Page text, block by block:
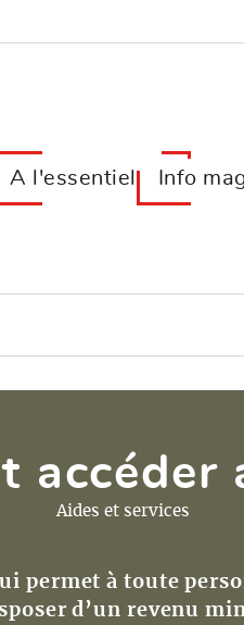
A l'essentiel Info
accéder
Aides et services
permet à toute
d’un revenu